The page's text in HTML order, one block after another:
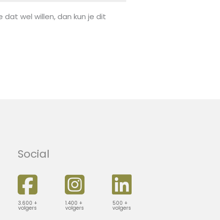
dat wel willen, dan kun je dit
Social
3.600 +
volgers
1.400 +
volgers
500 +
volgers